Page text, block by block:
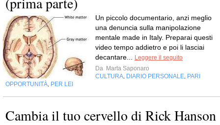
Un piccolo documentario, anzi meglio
una denuncia sulla manipolazione
mentale made in Italy. Preparai questi
video tempo addietro e poi li lasciai
decantare...
Leggere il seguito
Da Marta Saponaro
CULTURA DIARIO PERSONALE PARI
OPPORTUNITÀ PER LEI
Cambia il tuo cervello di Rick Hanson